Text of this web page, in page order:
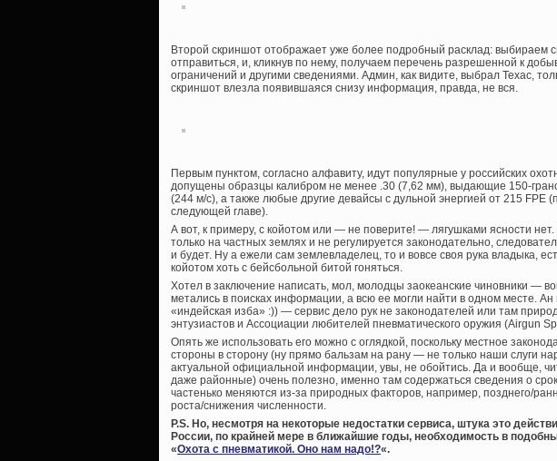
Второй скриншот отображает уже более подробный расклад: выбираем
отправиться, и, кликнув по нему, получаем перечень разрешенной к
ограничений и другими сведениями. Админ, как видите, выбрал Техас,
скриншот влезла появившаяся снизу информация, правда, не вся.
Первым пунктом, согласно алфавиту, идут популярные у российских
допущены образцы калибром не менее .30 (7,62 мм), выдающие 150-
(244 м/с), а также любые другие девайсы с дульной энергией от 215 FPE
следующей главе).
А вот, к примеру, с койотом или — не поверите! — лягушками ясности
только на частных землях и не регулируется законодательно,
и будет. Ну а ежели сам землевладелец, то и вовсе своя рука владыка,
койотом хоть с бейсбольной битой гоняться.
Хотел в заключение написать, мол, молодцы заокеанские чиновники —
метались в поисках информации, а всю ее могли найти в одном месте.
«индейская изба» :)) — сервис дело рук не законодателей или там
энтузиастов и Ассоциации любителей пневматического оружия (Airgun
Опять же использовать его можно с оглядкой, поскольку местное
стороны в сторону (ну прямо бальзам на рану — не только наши слуги
актуальной официальной информации, увы, не обойтись. Да и вообще,
даже районные) очень полезно, именно там содержаться сведения о
частенько меняются из-за природных факторов, например, позднего/
роста/снижения численности.
P.S. Но, несмотря на некоторые недостатки сервиса, штука это
России, по крайней мере в ближайшие годы, необходимость в
«Охота с пневматикой. Оно нам надо!?«.